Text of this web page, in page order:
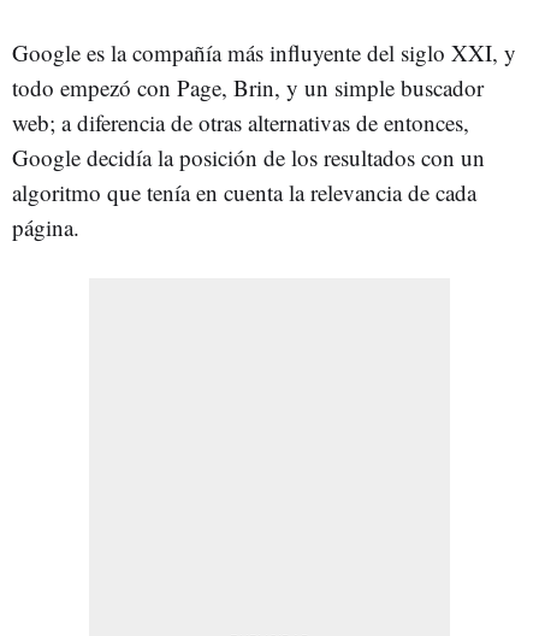
Google es la compañía más influyente del siglo XXI, y
todo empezó con Page, Brin, y un simple buscador
web; a diferencia de otras alternativas de entonces,
Google decidía la posición de los resultados con un
algoritmo que tenía en cuenta la relevancia de cada
página.